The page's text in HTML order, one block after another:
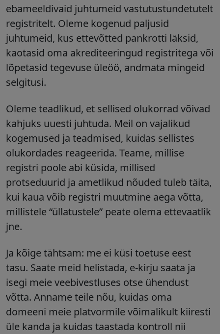
ebameeldivaid juhtumeid vastutustundetutelt
registritelt. Oleme kogenud paljusid
juhtumeid, kus ettevõtted pankrotti läksid,
kaotasid oma akrediteeringud registritega või
lõpetasid tegevuse üleöö, andmata mingeid
selgitusi.
Oleme teadlikud, et sellised olukorrad võivad
kahjuks uuesti juhtuda. Meil on vajalikud
kogemused ja teadmised, kuidas sellistes
olukordades reageerida. Teame, millise
registri poole abi küsida, millised
protseduurid ja ametlikud nõuded tuleb täita,
kui kaua võib registri muutmine aega võtta,
millistele “üllatustele” peate olema ettevaatlik
jne.
Ja kõige tähtsam: me ei küsi toetuse eest
tasu. Saate meid helistada, e-kirju saata ja
isegi meie veebivestluses otse ühendust
võtta. Anname teile nõu, kuidas oma
domeeni meie platvormile võimalikult kiiresti
üle kanda ja kuidas taastada kontroll nii